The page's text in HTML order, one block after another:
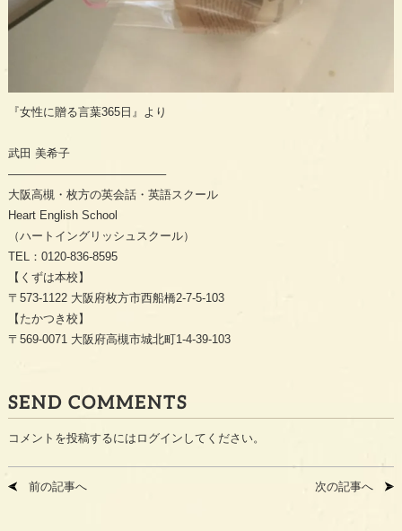
『女性に贈る言葉365日』より
武田 美希子
—————————————–
大阪高槻・枚方の英会話・英語スクール
Heart English School
（ハートイングリッシュスクール）
TEL： 0120-836-8595
【くずは本校】
〒 573-1122 大阪府枚方市西船橋2-7-5-103
【たかつき校】
〒 569-0071 大阪府高槻市城北町1-4-39-103
SEND COMMENTS
コメントを投稿するには ログイン してください。
前の記事へ 次の記事へ